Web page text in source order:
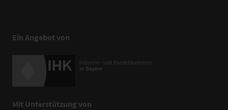
Ein Angebot von
Mit Unterstützung von